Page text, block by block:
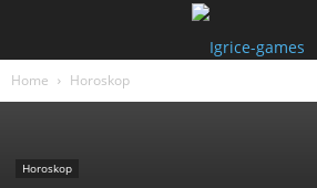
Home Horoskop
Horoskop